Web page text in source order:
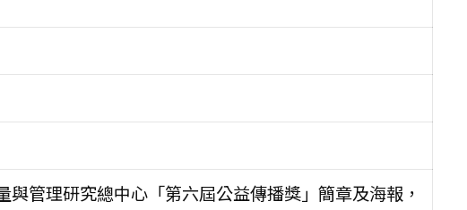
管理研究總中心「第六屆公益傳播獎」簡章及海報，